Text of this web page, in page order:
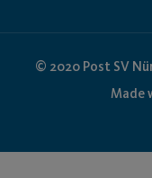
© 2020 Post SV
Made